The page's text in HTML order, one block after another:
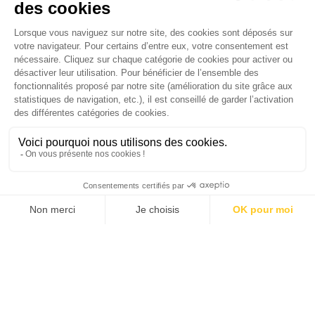
Je suis déjà abonné(e) :
version digitale
SUIVEZ-NOUS